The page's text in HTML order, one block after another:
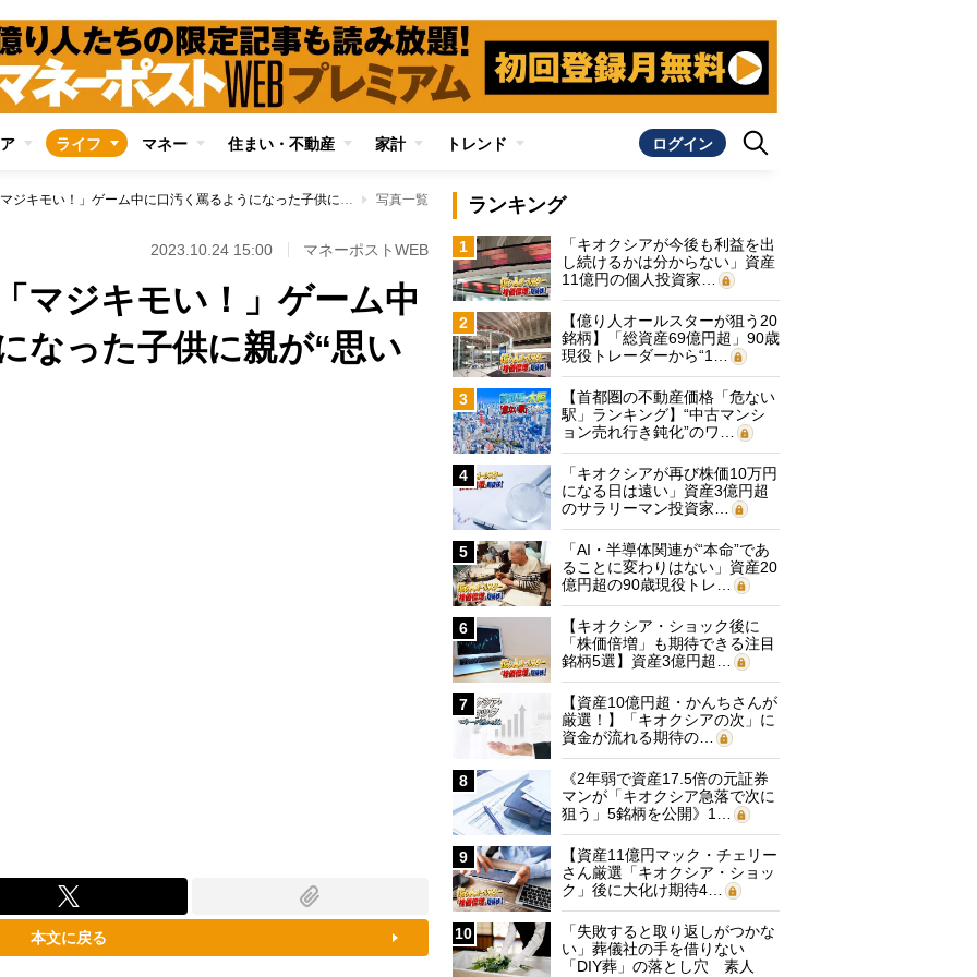
ライフ マネー 住まい・不動産 家計 トレンド ログイン
「ふざけんな！」「マジキモい！」ゲーム中に口汚く罵るようになった子供に親が“思い当たる節” 写真一覧
2023.10.24 15:00 マネーポストWEB
マジキモい！」ゲーム中
なった子供に親が“思い
本文に戻る
ランキング
1
「キオクシアが今後も利益を出
し続けるかは分からない」資産
11億円の個人投資家…
2
【億り人オールスターが狙う20
銘柄】「総資産69億円超」90歳
現役トレーダーから“1…
3
【首都圏の不動産価格「危ない
駅」ランキング】“中古マンシ
ョン売れ行き鈍化”のワ…
4
「キオクシアが再び株価10万円
になる日は遠い」資産3億円超
のサラリーマン投資家…
5
「AI・半導体関連が“本命”であ
ることに変わりはない」資産20
億円超の90歳現役トレ…
6
【キオクシア・ショック後に
「株価倍増」も期待できる注目
銘柄5選】資産3億円超…
7
【資産10億円超・かんちさんが
厳選！】「キオクシアの次」に
資金が流れる期待の…
8
《2年弱で資産17.5倍の元証券
マンが「キオクシア急落で次に
狙う」5銘柄を公開》1…
9
【資産11億円マック・チェリー
さん厳選「キオクシア・ショッ
ク」後に大化け期待4…
10
「失敗すると取り返しがつかな
い」葬儀社の手を借りない
「DIY葬」の落とし穴 素人